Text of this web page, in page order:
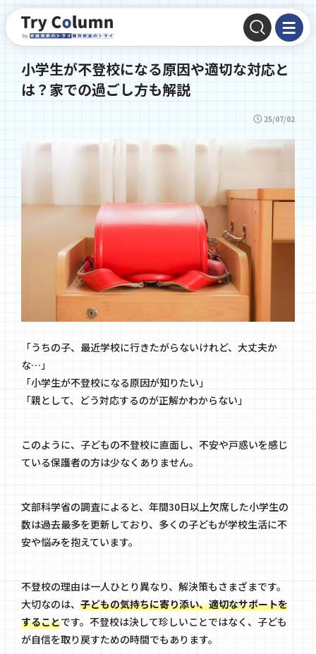
小学生が不登校になる原因や適切な対応と
は？家での過ごし方も解説
25/07/02
「うちの子、最近学校に行きたがらないけれど、大丈夫か
な…」
「小学生が不登校になる原因が知りたい」
「親として、どう対応するのが正解かわからない」
このように、子どもの不登校に直面し、不安や戸惑いを感じ
ている保護者の方は少なくありません。
文部科学省の調査によると、年間30日以上欠席した小学生の
数は過去最多を更新しており、多くの子どもが学校生活に不
安や悩みを抱えています。
不登校の理由は一人ひとり異なり、解決策もさまざまです。
大切なのは、 子どもの気持ちに寄り添い、適切なサポートを
することです。不登校は決して珍しいことではなく、子ども
が自信を取り戻すための時間でもあります。